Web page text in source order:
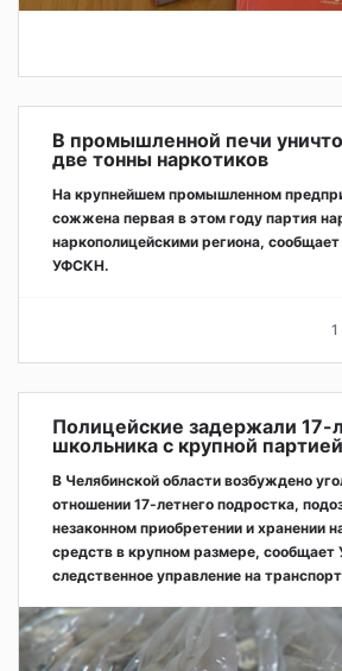
В промышленной печи
две тонны наркотиков
На крупнейшем промышленном
сожжена первая в этом году партия
наркополицейскими региона,
УФСКН.
Полицейские задержали 17-
школьника с крупной
В Челябинской области возбуждено
отношении 17-летнего подростка,
незаконном приобретении и хранении
средств в крупном размере, сообщает
следственное управление на